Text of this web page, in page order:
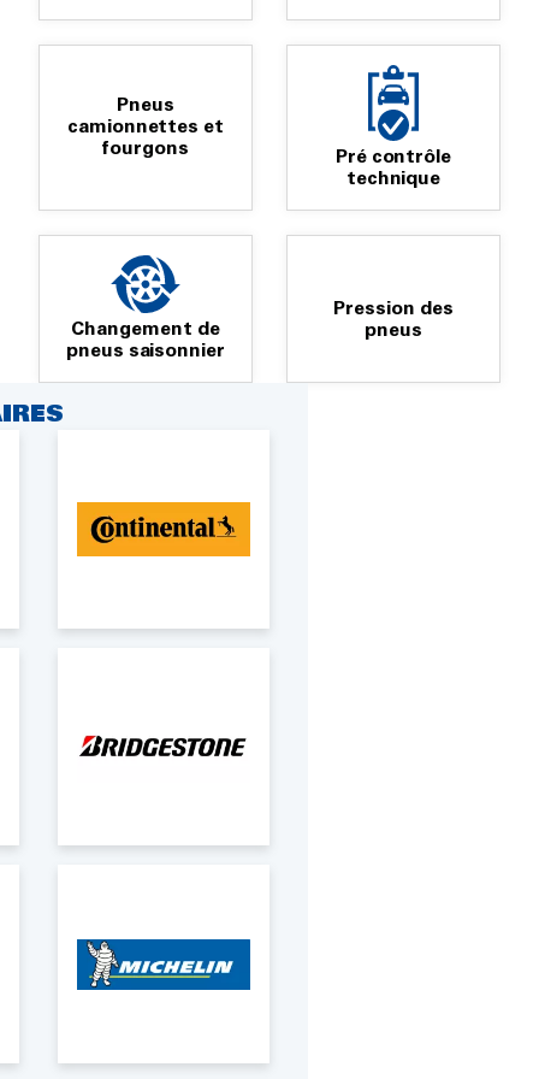
Pneus
camionnettes et
fourgons
Pré contrôle
technique
Changement de
pneus saisonnier
Pression des
pneus